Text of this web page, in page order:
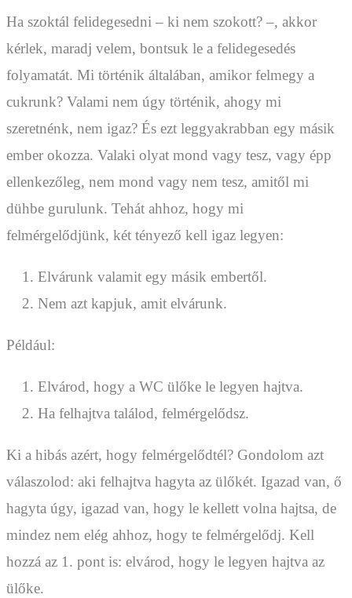
Ha szoktál felidegesedni – ki nem szokott? –, akkor
kérlek, maradj velem, bontsuk le a felidegesedés
folyamatát. Mi történik általában, amikor felmegy a
cukrunk? Valami nem úgy történik, ahogy mi
szeretnénk, nem igaz? És ezt leggyakrabban egy másik
ember okozza. Valaki olyat mond vagy tesz, vagy épp
ellenkezőleg, nem mond vagy nem tesz, amitől mi
dühbe gurulunk. Tehát ahhoz, hogy mi
felmérgelődjünk, két tényező kell igaz legyen:
Elvárunk valamit egy másik embertől.
Nem azt kapjuk, amit elvárunk.
Például:
Elvárod, hogy a WC ülőke le legyen hajtva.
Ha felhajtva találod, felmérgelődsz.
Ki a hibás azért, hogy felmérgelődtél? Gondolom azt
válaszolod: aki felhajtva hagyta az ülőkét. Igazad van, ő
hagyta úgy, igazad van, hogy le kellett volna hajtsa, de
mindez nem elég ahhoz, hogy te felmérgelődj. Kell
hozzá az 1. pont is: elvárod, hogy le legyen hajtva az
ülőke.